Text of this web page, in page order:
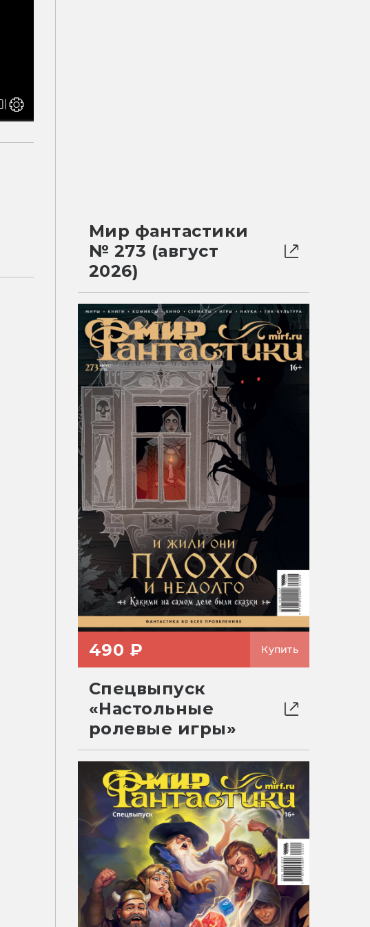
Мир фантастики
№ 273 (август
2026)
490 ₽ Купить
Спецвыпуск
«Настольные
ролевые игры»